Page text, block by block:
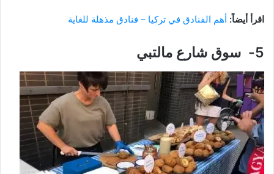
اقرأ أيضاً: أهم الفنادق في تركيا – فنادق مذهلة للغاية
5- سوق شارع مالتبي